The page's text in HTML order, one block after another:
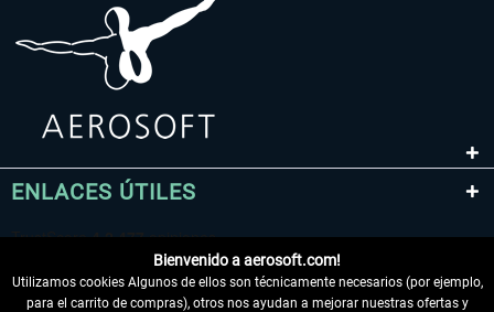
ENLACES ÚTILES
Bienvenido a aerosoft.com!
Utilizamos cookies Algunos de ellos son técnicamente necesarios (por ejemplo,
para el carrito de compras), otros nos ayudan a mejorar nuestras ofertas y